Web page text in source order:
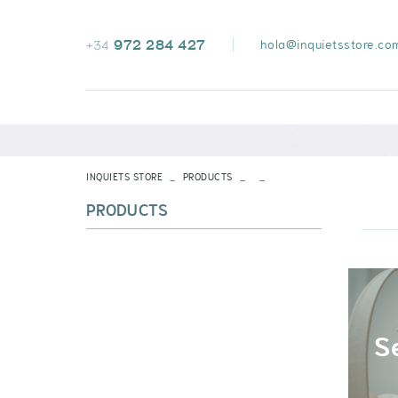
+34 972 284 427
VOIR TOUT
INQUIETS STORE PRODUCTS
PRODUCTS